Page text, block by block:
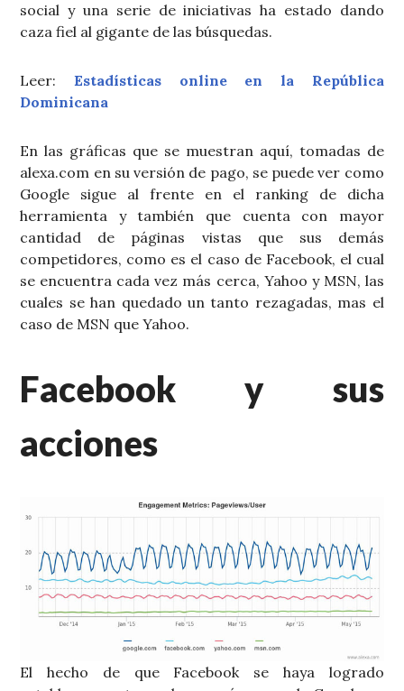
social y una serie de iniciativas ha estado dando
caza fiel al gigante de las búsquedas.
Leer:Estadísticas online en la República
Dominicana
En las gráficas que se muestran aquí, tomadas de
alexa.com en su versión de pago, se puede ver como
Google sigue al frente en el ranking de dicha
herramienta y también que cuenta con mayor
cantidad de páginas vistas que sus demás
competidores, como es el caso de Facebook, el cual
se encuentra cada vez más cerca, Yahoo y MSN, las
cuales se han quedado un tanto rezagadas, mas el
caso de MSN que Yahoo.
Facebook y sus
acciones
El hecho de que Facebook se haya logrado